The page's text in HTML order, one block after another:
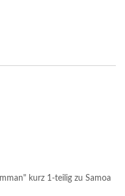
kurz 1-teilig zu Samoa